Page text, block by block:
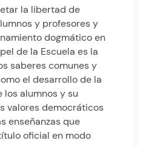
la libertad de
y profesores y
dogmático en
de la Escuela es la
saberes comunes y
el desarrollo de la
alumnos y su
valores democráticos
enseñanzas que
oficial en modo